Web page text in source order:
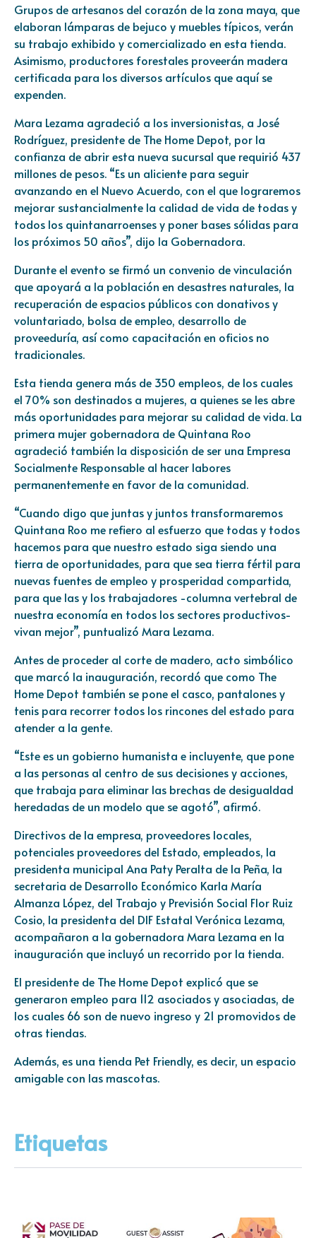
Grupos de artesanos del corazón de la zona maya, que
elaboran lámparas de bejuco y muebles típicos, verán
su trabajo exhibido y comercializado en esta tienda.
Asimismo, productores forestales proveerán madera
certificada para los diversos artículos que aquí se
expenden.
Mara Lezama agradeció a los inversionistas, a José
Rodríguez, presidente de The Home Depot, por la
confianza de abrir esta nueva sucursal que requirió 437
millones de pesos. “Es un aliciente para seguir
avanzando en el Nuevo Acuerdo, con el que lograremos
mejorar sustancialmente la calidad de vida de todas y
todos los quintanarroenses y poner bases sólidas para
los próximos 50 años”, dijo la Gobernadora.
Durante el evento se firmó un convenio de vinculación
que apoyará a la población en desastres naturales, la
recuperación de espacios públicos con donativos y
voluntariado, bolsa de empleo, desarrollo de
proveeduría, así como capacitación en oficios no
tradicionales.
Esta tienda genera más de 350 empleos, de los cuales
el 70% son destinados a mujeres, a quienes se les abre
más oportunidades para mejorar su calidad de vida. La
primera mujer gobernadora de Quintana Roo
agradeció también la disposición de ser una Empresa
Socialmente Responsable al hacer labores
permanentemente en favor de la comunidad.
“Cuando digo que juntas y juntos transformaremos
Quintana Roo me refiero al esfuerzo que todas y todos
hacemos para que nuestro estado siga siendo una
tierra de oportunidades, para que sea tierra fértil para
nuevas fuentes de empleo y prosperidad compartida,
para que las y los trabajadores -columna vertebral de
nuestra economía en todos los sectores productivos-
vivan mejor”, puntualizó Mara Lezama.
Antes de proceder al corte de madero, acto simbólico
que marcó la inauguración, recordó que como The
Home Depot también se pone el casco, pantalones y
tenis para recorrer todos los rincones del estado para
atender a la gente.
“Este es un gobierno humanista e incluyente, que pone
a las personas al centro de sus decisiones y acciones,
que trabaja para eliminar las brechas de desigualdad
heredadas de un modelo que se agotó”, afirmó.
Directivos de la empresa, proveedores locales,
potenciales proveedores del Estado, empleados, la
presidenta municipal Ana Paty Peralta de la Peña, la
secretaria de Desarrollo Económico Karla María
Almanza López, del Trabajo y Previsión Social Flor Ruiz
Cosio, la presidenta del DIF Estatal Verónica Lezama,
acompañaron a la gobernadora Mara Lezama en la
inauguración que incluyó un recorrido por la tienda.
El presidente de The Home Depot explicó que se
generaron empleo para 112 asociados y asociadas, de
los cuales 66 son de nuevo ingreso y 21 promovidos de
otras tiendas.
Además, es una tienda Pet Friendly, es decir, un espacio
amigable con las mascotas.
Etiquetas